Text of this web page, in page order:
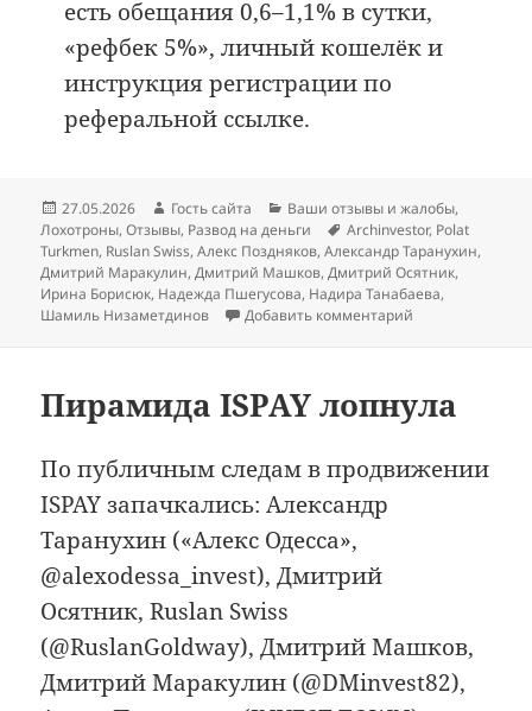
есть обещания 0,6–1,1% в сутки,
«рефбек 5%», личный кошелёк и
инструкция регистрации по
реферальной ссылке.
Опубликовано
27.05.2026 Автор
Гость сайта Рубрики
Ваши отзывы и жалобы,
Лохотроны,Отзывы, Развод на деньги Метки
Archinvestor, Polat
Turkmen, Ruslan Swiss,Алекс Поздняков,Александр Таранухин,
Дмитрий Маракулин,Дмитрий Машков,Дмитрий Осятник,
Ирина Борисюк, Надежда Пшегусова, Надира Танабаева,
Шамиль Низаметдинов
Добавить комментарий
Пирамида ISPAY лопнула
По публичным следам в продвижении
ISPAY запачкались: Александр
Таранухин («Алекс Одесса»,
@alexodessa_invest), Дмитрий
Осятник, Ruslan Swiss
(@RuslanGoldway), Дмитрий Машков,
Дмитрий Маракулин (@DMinvest82),